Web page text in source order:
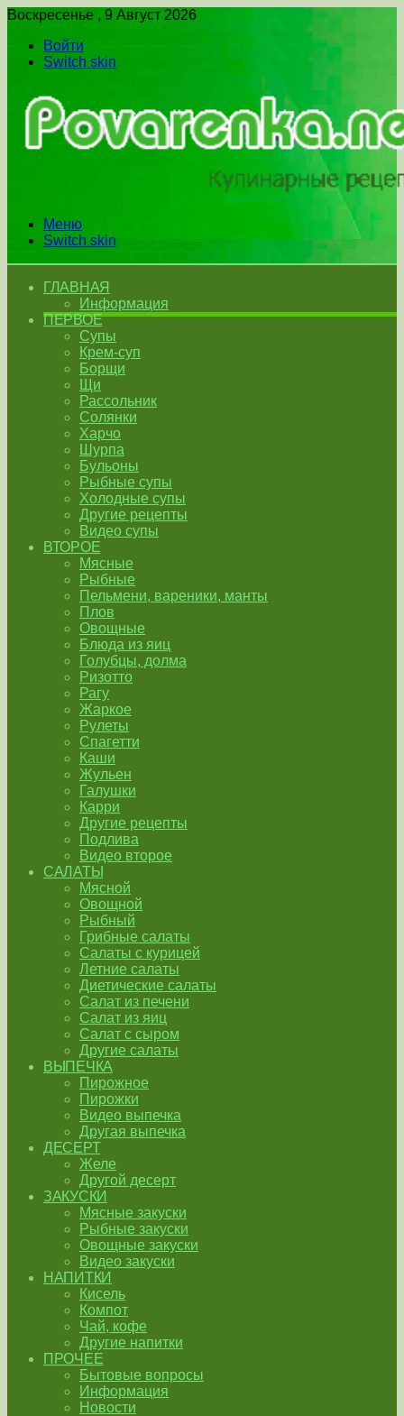
Воскресенье , 9 Август 2026
Войти
Switch skin
Меню
Switch skin
ГЛАВНАЯ
Информация
ПЕРВОЕ
Супы
Крем-суп
Борщи
Щи
Рассольник
Солянки
Харчо
Шурпа
Бульоны
Рыбные супы
Холодные супы
Другие рецепты
Видео супы
ВТОРОЕ
Мясные
Рыбные
Пельмени, вареники, манты
Плов
Овощные
Блюда из яиц
Голубцы, долма
Ризотто
Рагу
Жаркое
Рулеты
Спагетти
Каши
Жульен
Галушки
Карри
Другие рецепты
Подлива
Видео второе
САЛАТЫ
Мясной
Овощной
Рыбный
Грибные салаты
Салаты с курицей
Летние салаты
Диетические салаты
Салат из печени
Салат из яиц
Салат с сыром
Другие салаты
ВЫПЕЧКА
Пирожное
Пирожки
Видео выпечка
Другая выпечка
ДЕСЕРТ
Желе
Другой десерт
ЗАКУСКИ
Мясные закуски
Рыбные закуски
Овощные закуски
Видео закуски
НАПИТКИ
Кисель
Компот
Чай, кофе
Другие напитки
ПРОЧЕЕ
Бытовые вопросы
Информация
Новости